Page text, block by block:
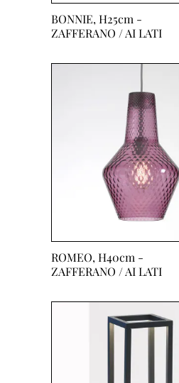
BONNIE, H25cm -
ZAFFERANO / AI LATI
ROMEO, H40cm -
ZAFFERANO / AI LATI